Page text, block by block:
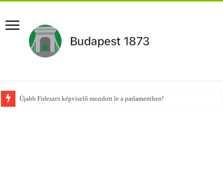
Újabb Fideszes képviselő mondott le a parlamentben!